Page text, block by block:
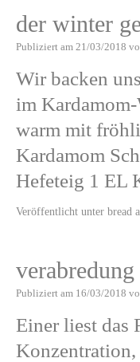
der winter
Publiziert am 21/03/2018
Wir backen
im
warm mit
Kardamom
Hefeteig 1 EL
Veröffentlicht unter bread
Publiziert am 16/03/2018
Einer liest das